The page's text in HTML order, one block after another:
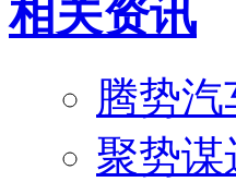
相关资讯
腾势
聚势